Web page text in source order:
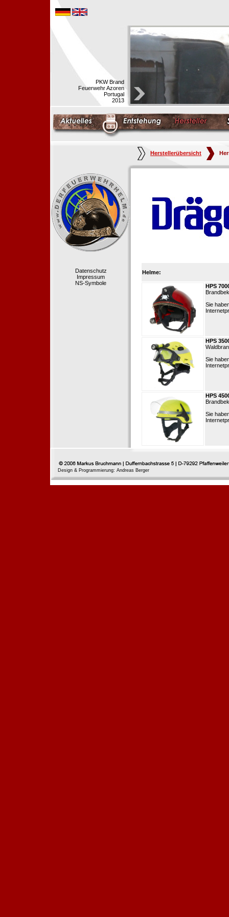
PKW Brand
Feuerwehr Azoren
Portugal
2013
Herstellerübersicht
Datenschutz
Impressum
NS-Symbole
Helme:
HPS
Sie
HPS
Sie
HPS
Sie
Design & Programmierung: Andreas Berger